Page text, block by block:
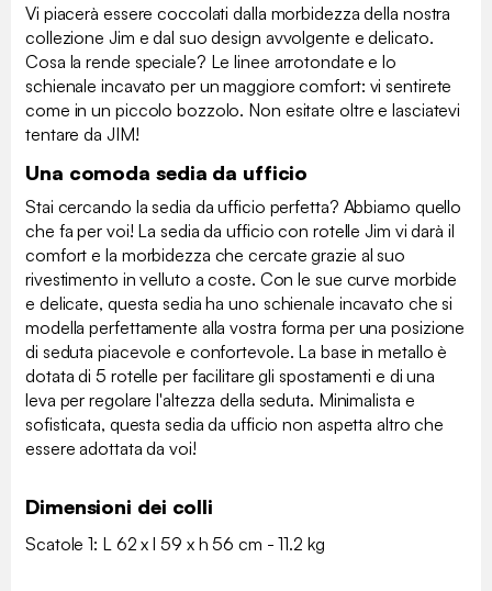
Vi piacerà essere coccolati dalla morbidezza della nostra
collezione Jim e dal suo design avvolgente e delicato.
Cosa la rende speciale? Le linee arrotondate e lo
schienale incavato per un maggiore comfort: vi sentirete
come in un piccolo bozzolo. Non esitate oltre e lasciatevi
tentare da JIM!
Una comoda sedia da ufficio
Stai cercando la sedia da ufficio perfetta? Abbiamo quello
che fa per voi! La sedia da ufficio con rotelle Jim vi darà il
comfort e la morbidezza che cercate grazie al suo
rivestimento in velluto a coste. Con le sue curve morbide
e delicate, questa sedia ha uno schienale incavato che si
modella perfettamente alla vostra forma per una posizione
di seduta piacevole e confortevole. La base in metallo è
dotata di 5 rotelle per facilitare gli spostamenti e di una
leva per regolare l'altezza della seduta. Minimalista e
sofisticata, questa sedia da ufficio non aspetta altro che
essere adottata da voi!
Dimensioni dei colli
Scatole 1: L 62 x l 59 x h 56 cm - 11.2 kg